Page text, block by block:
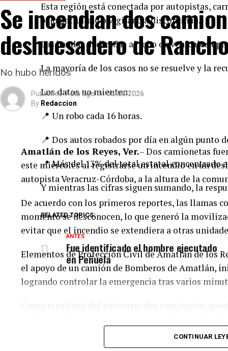
Esta región está conectada por autopistas,
bajo patrullaje o vigilancia discontinua.
Las bandas dedicadas al robo de vehículos
La mayoría de los casos no se resuelve y la
Los datos no mienten:
📍 Un robo cada 16 horas.
📍 Dos autos robados por día en algún punto
📍 Más del 13% del total estatal concentrado
Y mientras las cifras siguen sumando, la
RELATED TOPICS:
ANTES
Fue identificado el hombre ejecutado
en Peñuela
Se incendian dos
deshuesadero de
No hubo heridos
Published 1 día agoon 05/08/2026
By Redaccion
Amatlán de los Reyes, Ver.– Dos camionetas
este miércoles al registrarse un incendio en un
autopista Veracruz-Córdoba, a la altura de la
De acuerdo con los primeros reportes, las llamas
momento se desconocen, lo que generó la
evitar que el incendio se extendiera a otras
Elementos de Protección Civil de Amatlán de los
el apoyo de un camión de Bomberos de Amatlán,
logrando controlar la emergencia tras varios
CONTINUAR